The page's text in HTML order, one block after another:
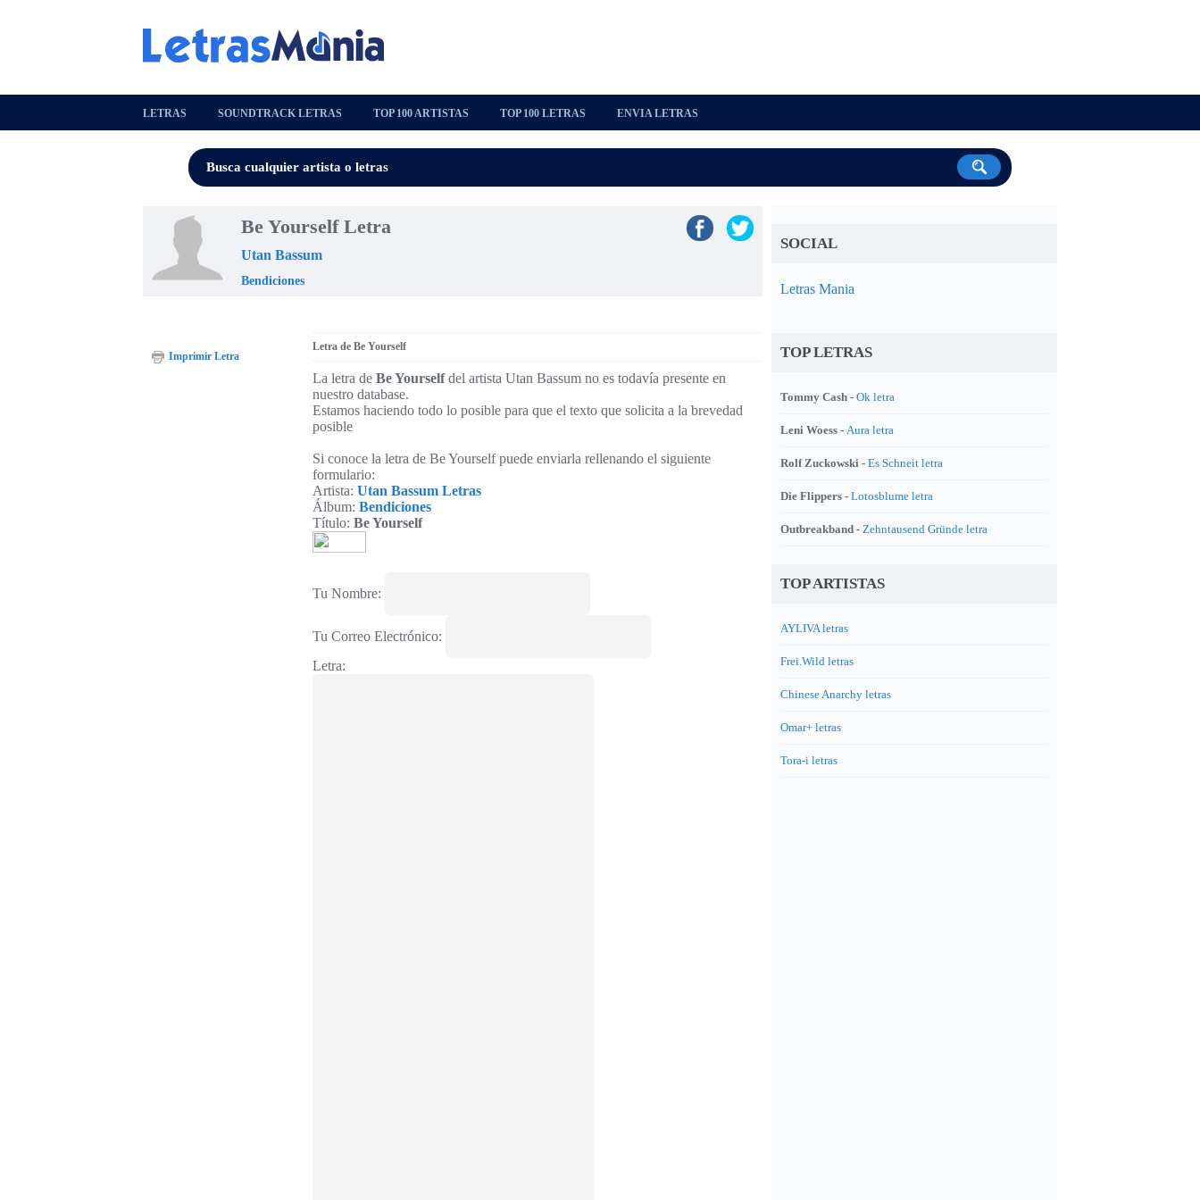
LETRAS SOUNDTRACK LETRAS TOP 100 ARTISTAS TOP 100 LETRAS ENVIA LETRAS
Be Yourself Letra
Utan Bassum
Bendiciones
Letra de Be Yourself
La letra de Be Yourselfdel artista Utan Bassum no es todavía presente en
nuestro database.
Estamos haciendo todo lo posible para que el texto que solicita a la brevedad
posible
Si conoce la letra de Be Yourself puede enviarla rellenando el siguiente
formulario:
Artista: Utan Bassum Letras
Álbum: Bendiciones
Título: Be Yourself
Tu Nombre:
Tu Correo Electrónico:
Letra:
Imprimir Letra
SOCIAL
Letras Mania
TOP LETRAS
Tommy Cash - Ok letra
Leni Woess - Aura letra
Rolf Zuckowski - Es Schneit letra
Die Flippers - Lotosblume letra
Outbreakband - Zehntausend Gründe letra
TOP ARTISTAS
AYLIVA letras
Frei.Wild letras
Chinese Anarchy letras
Omar+ letras
Tora-i letras